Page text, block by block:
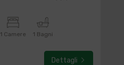
1 Camere 1 Bagni
Dettagli